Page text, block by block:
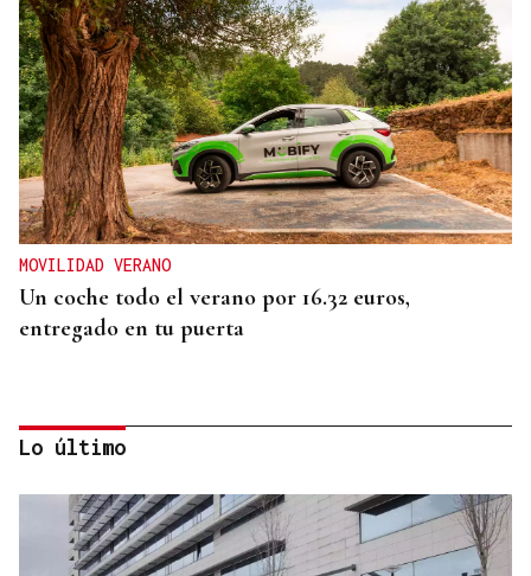
MOVILIDAD VERANO
Un coche todo el verano por 16.32 euros,
entregado en tu puerta
Lo último